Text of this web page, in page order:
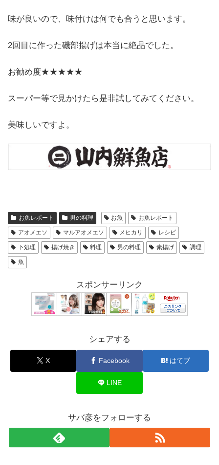
味が良いので、味付けは何でも合うと思います。
2回目に作った磯部揚げは本当に絶品でした。
お勧め度★★★★★
スーパー等で見かけたら是非試してみてください。
美味しいですよ。
お魚レポート 男の料理 お魚 お魚レポート
アオメエソ マルアオメエソ メヒカリ レシピ
下処理 揚げ焼き 料理 男の料理 素揚げ 調理
魚
スポンサーリンク
シェアする
X Facebook はてブ
LINE
サバ彦をフォローする